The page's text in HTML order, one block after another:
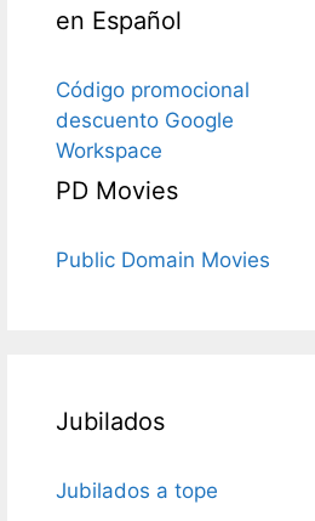
en Español
Código promocional
descuento Google
Workspace
PD Movies
Public Domain Movies
Jubilados
Jubilados a tope